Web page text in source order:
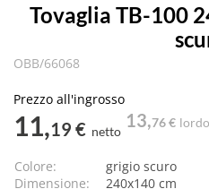
Tovaglia TB-100
OBB/66068
Prezzo all'ingrosso
11,19 € netto
13,76 € lordo
Colore:
grigio scuro
Dimensione:
240x140 cm